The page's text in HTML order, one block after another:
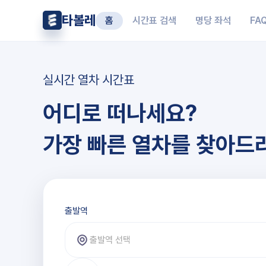
타볼레 홈 시간표 검색 명당 좌석
실시간 열차 시간표
어디로 떠나세요?
가장 빠른 열차를 찾아드
출발역과 도착역 선택
출발역
출발역 선택